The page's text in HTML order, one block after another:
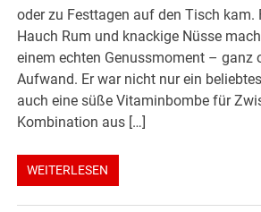
oder zu Festtagen auf den Tisch kam.
Hauch Rum und knackige Nüsse
einem echten Genussmoment – ganz
Aufwand. Er war nicht nur ein
auch eine süße Vitaminbombe für
Kombination aus […]
WEITERLESEN